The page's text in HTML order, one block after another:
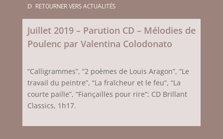
RETOURNER VERS ACTUALITÉS
Juillet 2019 – Parution CD – Mélodies de
Poulenc par Valentina Colodonato
“Calligrammes”, “2 poèmes de Louis Aragon”, “Le
travail du peintre”, “La fraîcheur et le feu”, “La
courte paille”, “Fiançailles pour rire”; CD Brillant
Classics, 1h17.